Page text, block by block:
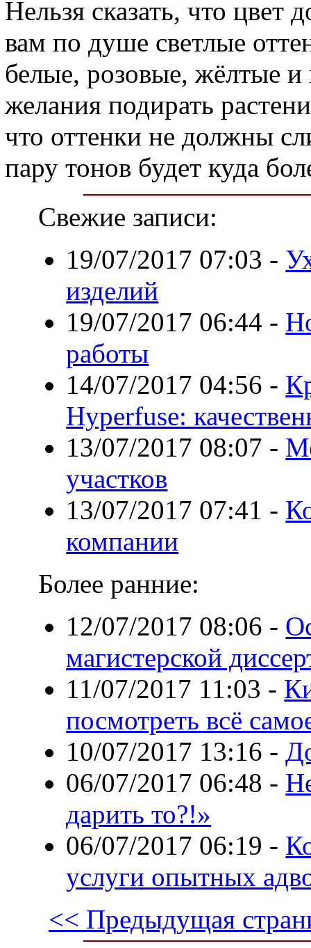
Нельзя сказать, что
вам по душе светлые
белые, розовые, жёлтые
желания подирать
что оттенки не должны
пару тонов будет куда
Свежие записи:
19/07/2017 07:03 -
изделий
19/07/2017 06:44 -
работы
14/07/2017 04:56 -
Hyperfuse:
13/07/2017 08:07 -
участков
13/07/2017 07:41 -
компании
Более ранние:
12/07/2017 08:06 -
магистерской
11/07/2017 11:03 -
посмотреть всё
10/07/2017 13:16 -
06/07/2017 06:48 -
дарить то?!»
06/07/2017 06:19 -
услуги опытных
<< Предыдущая